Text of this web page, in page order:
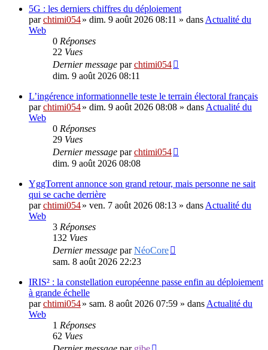
5G : les derniers chiffres du déploiement
parchtimi054» dim. 9 août 2026 08:11 » dans Actualité du
Web
0 Réponses
22 Vues
Dernier message parchtimi054
dim. 9 août 2026 08:11
L’ingérence informationnelle teste le terrain électoral français
parchtimi054» dim. 9 août 2026 08:08 » dans Actualité du
Web
0 Réponses
29 Vues
Dernier message parchtimi054
dim. 9 août 2026 08:08
YggTorrent annonce son grand retour, mais personne ne sait
qui se cache derrière
parchtimi054» ven. 7 août 2026 08:13 » dans Actualité du
Web
3 Réponses
132 Vues
Dernier message parNéoCore
sam. 8 août 2026 22:23
IRIS² : la constellation européenne passe enfin au déploiement
à grande échelle
parchtimi054» sam. 8 août 2026 07:59 » dans Actualité du
Web
1 Réponses
62 Vues